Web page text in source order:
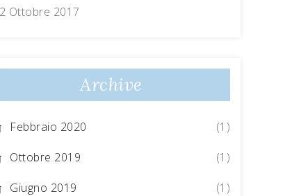
],
]
]
Ottobre 2017
Archive
Febbraio 2020
(1)
Ottobre 2019
(1)
Giugno 2019
(1)